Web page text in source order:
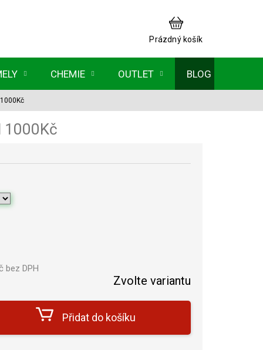
NÁKUPNÍ
KOŠÍK
Prázdný košík
CHEMIE OUTLET BLOG
1000Kč
bez DPH
Zvolte variantu
Přidat do košíku